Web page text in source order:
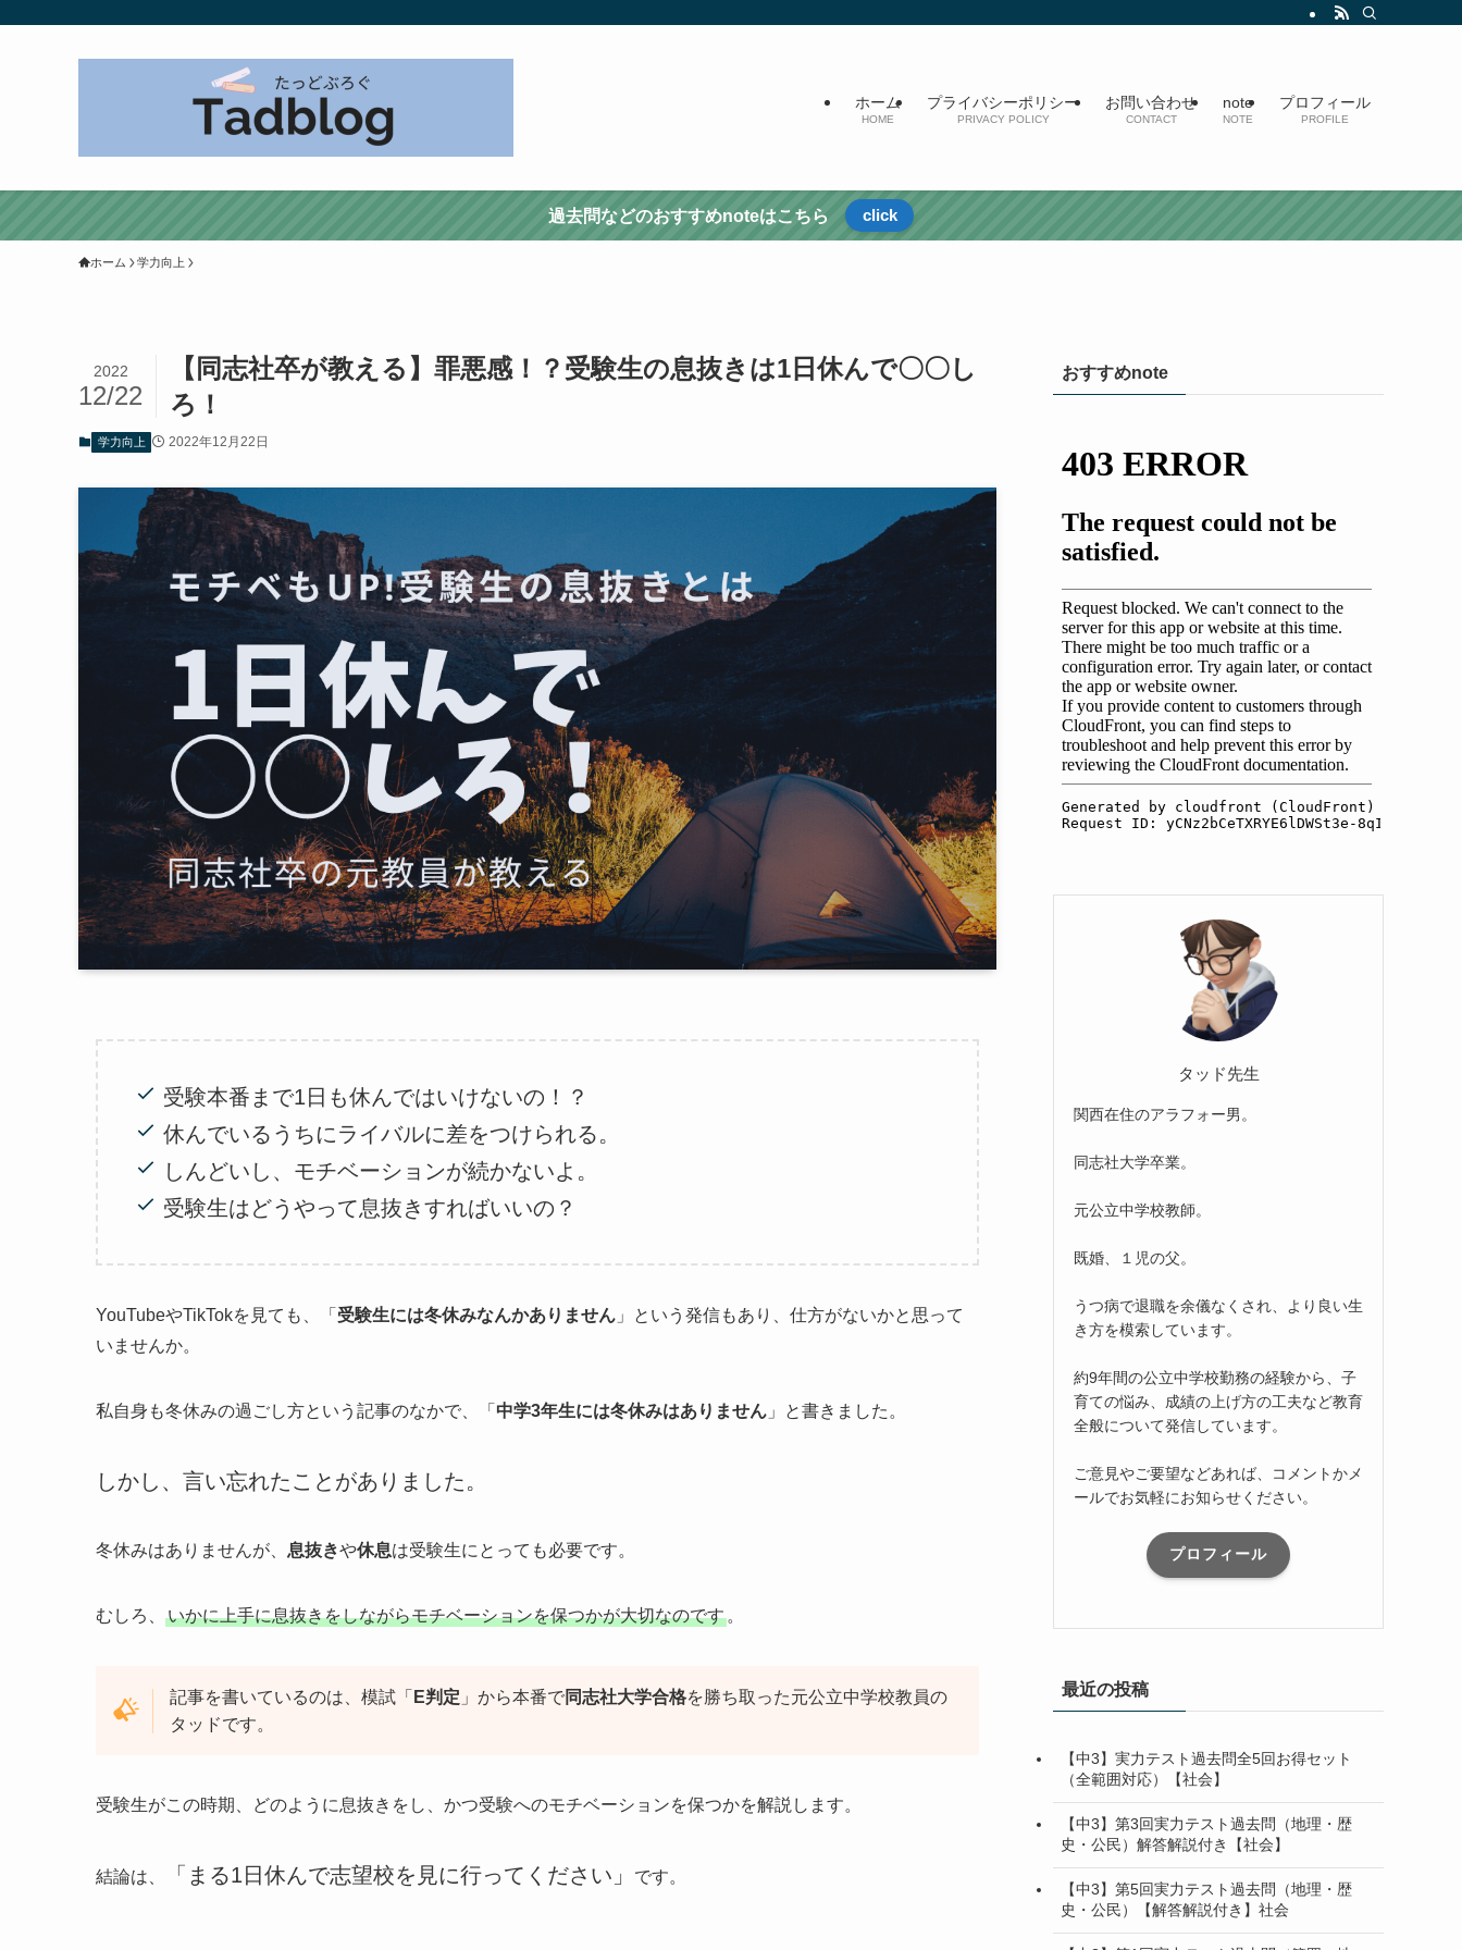
ホーム
HOME
プライバシーポリシー
PRIVACY POLICY
お問い合わせ
CONTACT
note
NOTE
プロフィール
PROFILE
過去問などのおすすめnoteはこちら click
ホーム 学力向上
【同志社卒が教える】罪悪感！？受験生の息抜きは1日休んで〇〇し
ろ！
2022
12/22
学力向上 2022年12月22日
受験本番まで1日も休んではいけないの！？
休んでいるうちにライバルに差をつけられる。
しんどいし、モチベーションが続かないよ。
受験生はどうやって息抜きすればいいの？
YouTubeやTikTokを見ても、「 受験生には冬休みなんかありません 」という発信もあり、仕方がないかと思って
いませんか。
私自身も冬休みの過ごし方という記事のなかで、「 中学3年生には冬休みはありません 」と書きました。
しかし、言い忘れたことがありました。
冬休みはありませんが、 息抜きや休息は受験生にとっても必要です。
むしろ、 いかに上手に息抜きをしながらモチベーションを保つかが大切なのです 。
記事を書いているのは、模試「 E判定 」から本番で同志社大学合格を勝ち取った元公立中学校教員の
タッドです。
受験生がこの時期、どのように息抜きをし、かつ受験へのモチベーションを保つかを解説します。
結論は、 「まる1日休んで志望校を見に行ってください」 です。
おすすめnote
タッド先生
関西在住のアラフォー男。
同志社大学卒業。
元公立中学校教師。
既婚、１児の父。
うつ病で退職を余儀なくされ、より良い生
き方を模索しています。
約9年間の公立中学校勤務の経験から、子
育ての悩み、成績の上げ方の工夫など教育
全般について発信しています。
ご意見やご要望などあれば、コメントかメ
ールでお気軽にお知らせください。
プロフィール
最近の投稿
【中3】実力テスト過去問全5回お得セット
（全範囲対応）【社会】
【中3】第3回実力テスト過去問（地理・歴
史・公民）解答解説付き【社会】
【中3】第5回実力テスト過去問（地理・歴
史・公民）【解答解説付き】社会